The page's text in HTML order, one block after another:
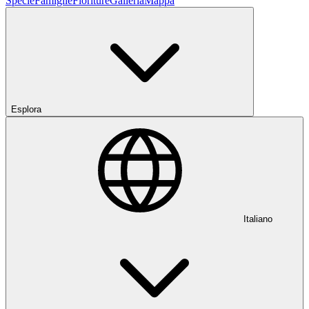
Esplora
Italiano